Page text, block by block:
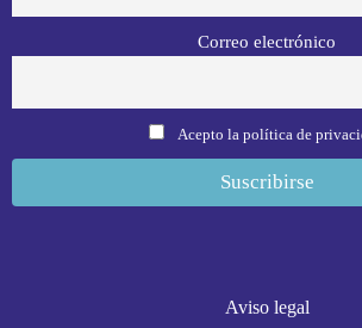
Correo electrónico
Acepto la política de
Aviso legal